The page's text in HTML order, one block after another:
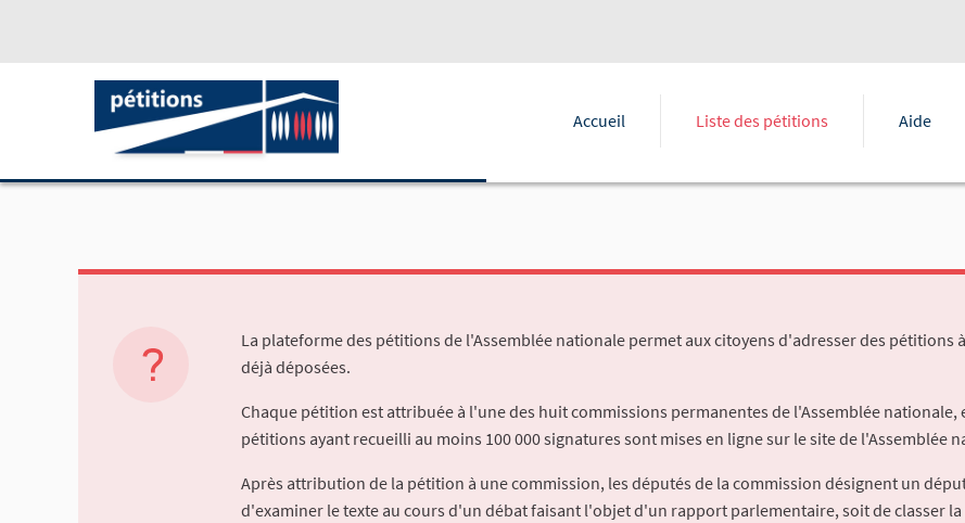
Accueil Liste des pétitions Aide
La plateforme des pétitions de l'Assemblée nationale permet aux citoyens d'adresser des pétitions
déjà déposées.
Chaque pétition est attribuée à l'une des huit commissions permanentes de l'Assemblée
pétitions ayant recueilli au moins 100 000 signatures sont mises en ligne sur le site de l'Assemblée
Après attribution de la pétition à une commission, les députés de la commission désignent un
d'examiner le texte au cours d'un débat faisant l'objet d'un rapport parlementaire, soit de classer